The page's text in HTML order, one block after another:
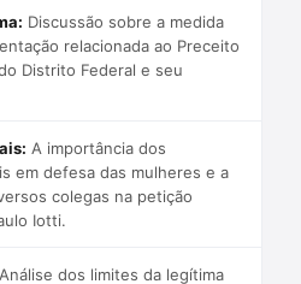
Discussão sobre a medida
relacionada ao Preceito
Distrito Federal e seu
A importância dos
em defesa das mulheres e a
colegas na petição
Iotti.
Análise dos limites da legítima